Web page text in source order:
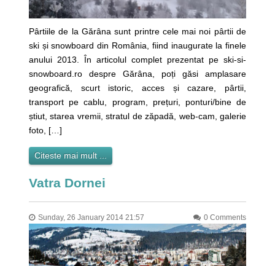
Pârtiile de la Gărâna sunt printre cele mai noi pârtii de
ski și snowboard din România, fiind inaugurate la finele
anului 2013. În articolul complet prezentat pe ski-si-
snowboard.ro despre Gărâna, poți găsi amplasare
geografică, scurt istoric, acces și cazare, pârtii,
transport pe cablu, program, prețuri, ponturi/bine de
știut, starea vremii, stratul de zăpadă, web-cam, galerie
foto, […]
Citeste mai mult ...
Vatra Dornei
Sunday, 26 January 2014 21:57 0 Comments